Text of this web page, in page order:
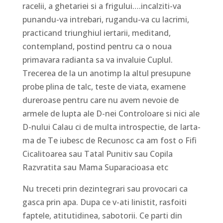
racelii, a ghetariei si a frigului….incalziti-va
punandu-va intrebari, rugandu-va cu lacrimi,
practicand triunghiul iertarii, meditand,
contempland, postind pentru ca o noua
primavara radianta sa va invaluie Cuplul.
Trecerea de la un anotimp la altul presupune
probe plina de talc, teste de viata, examene
dureroase pentru care nu avem nevoie de
armele de lupta ale D-nei Controloare si nici ale
D-nului Calau ci de multa introspectie, de Iarta-
ma de Te iubesc de Recunosc ca am fost o Fifi
Cicalitoarea sau Tatal Punitiv sau Copila
Razvratita sau Mama Suparacioasa etc
Nu treceti prin dezintegrari sau provocari ca
gasca prin apa. Dupa ce v-ati linistit, rasfoiti
faptele, atitutidinea, sabotorii. Ce parti din